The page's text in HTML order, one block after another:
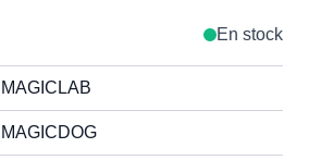
En stock
MAGICLAB
MAGICDOG